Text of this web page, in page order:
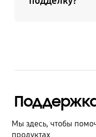
Мы здесь, чтобы
продуктах